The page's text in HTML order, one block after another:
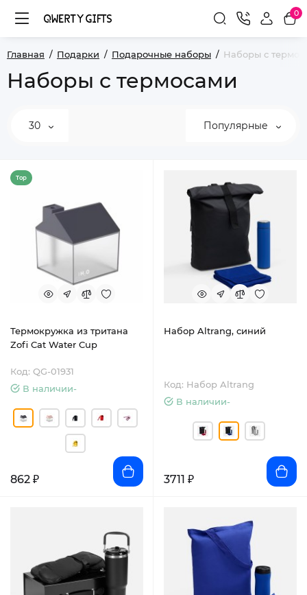
0
Главная Подарки Подарочные наборы Наборы с
Наборы с термосами
30 Популярные
Top
Термокружка из тритана
Zofi Cat Water Cup
Код: QG-01931
В наличии-
862 ₽
Набор Altrang, синий
Код: Набор Altrang
В наличии-
3711 ₽